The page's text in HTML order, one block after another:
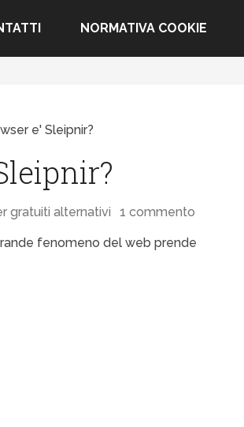
NORMATIVA COOKIE
e' Sleipnir?
gratuiti alternativi 1 commento
fenomeno del web prende